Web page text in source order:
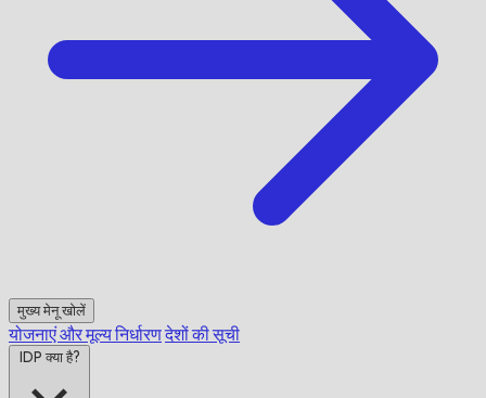
मुख्य मेनू खोलें
योजनाएं और मूल्य निर्धारणदेशों की सूची
IDP क्या है?